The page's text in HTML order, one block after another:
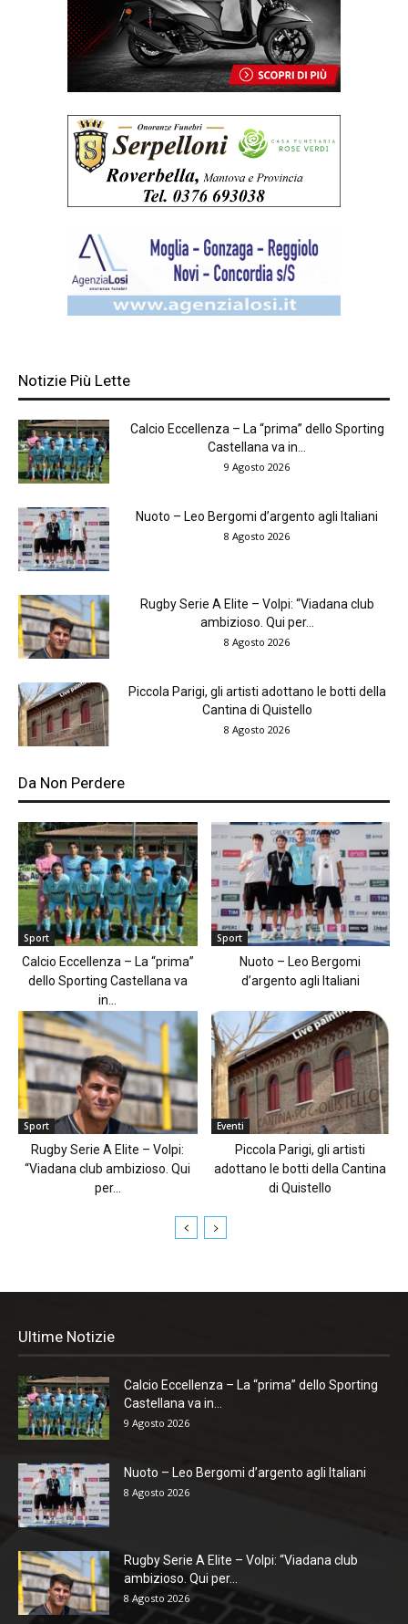
Notizie Più Lette
Calcio Eccellenza – La “prima” dello Sporting
Castellana va in...
9 Agosto 2026
Nuoto – Leo Bergomi d’argento agli Italiani
8 Agosto 2026
Rugby Serie A Elite – Volpi: “Viadana club
ambizioso. Qui per...
8 Agosto 2026
Piccola Parigi, gli artisti adottano le botti della
Cantina di Quistello
8 Agosto 2026
Da Non Perdere
Sport
Calcio Eccellenza – La “prima”
dello Sporting Castellana va
in...
Sport
Nuoto – Leo Bergomi
d’argento agli Italiani
Sport
Rugby Serie A Elite – Volpi:
“Viadana club ambizioso. Qui
per...
Eventi
Piccola Parigi, gli artisti
adottano le botti della Cantina
di Quistello
Ultime Notizie
Calcio Eccellenza – La “prima” dello Sporting
Castellana va in...
9 Agosto 2026
Nuoto – Leo Bergomi d’argento agli Italiani
8 Agosto 2026
Rugby Serie A Elite – Volpi: “Viadana club
ambizioso. Qui per...
8 Agosto 2026